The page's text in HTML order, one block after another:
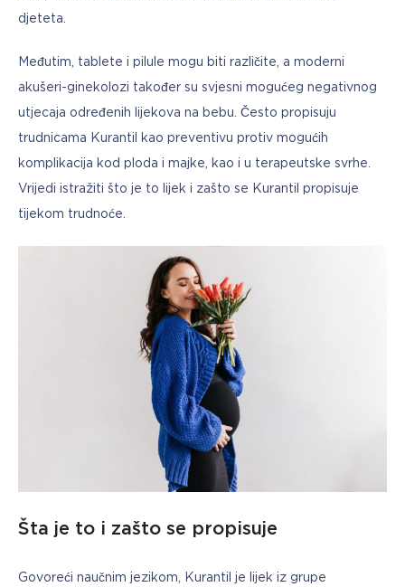
djeteta.
Međutim, tablete i pilule mogu biti različite, a moderni
akušeri-ginekolozi također su svjesni mogućeg negativnog
utjecaja određenih lijekova na bebu. Često propisuju
trudnicama Kurantil kao preventivu protiv mogućih
komplikacija kod ploda i majke, kao i u terapeutske svrhe.
Vrijedi istražiti što je to lijek i zašto se Kurantil propisuje
tijekom trudnoće.
Šta je to i zašto se propisuje
Govoreći naučnim jezikom, Kurantil je lijek iz grupe